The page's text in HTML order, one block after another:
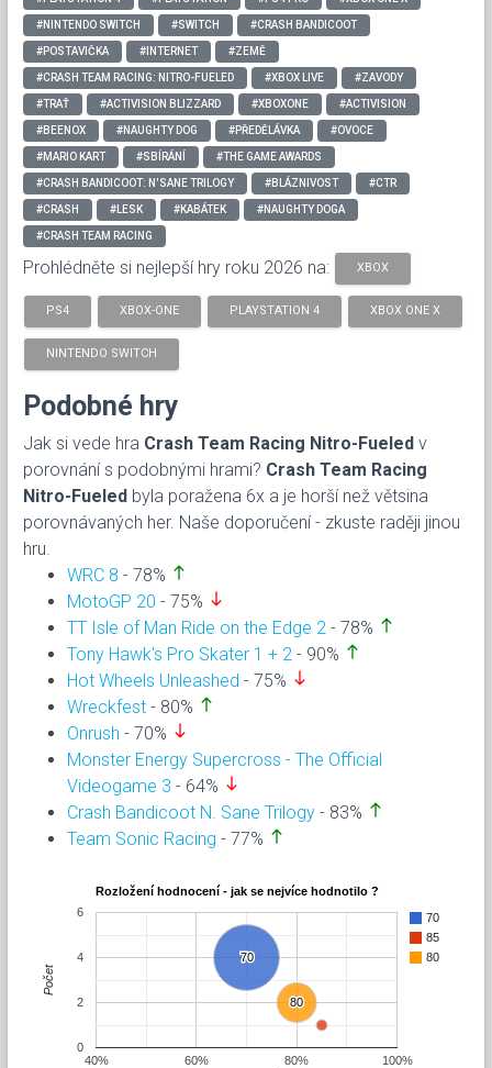
#NINTENDO SWITCH #SWITCH #CRASH BANDICOOT
#POSTAVIČKA #INTERNET #ZEMĚ
#CRASH TEAM RACING: NITRO-FUELED #XBOX LIVE #ZAVODY
#TRAŤ #ACTIVISION BLIZZARD #XBOXONE #ACTIVISION
#BEENOX #NAUGHTY DOG #PŘEDĚLÁVKA #OVOCE
#MARIO KART #SBÍRÁNÍ #THE GAME AWARDS
#CRASH BANDICOOT: N'SANE TRILOGY #BLÁZNIVOST #CTR
#CRASH #LESK #KABÁTEK #NAUGHTY DOGA
#CRASH TEAM RACING
Prohlédněte si nejlepší hry roku 2026 na: XBOX
PS4 XBOX-ONE PLAYSTATION 4 XBOX ONE X
NINTENDO SWITCH
Podobné hry
Jak si vede hra Crash Team Racing Nitro-Fueled v
porovnání s podobnými hrami? Crash Team Racing
Nitro-Fueled byla poražena 6x a je horší než větsina
porovnávaných her. Naše doporučení - zkuste raději jinou
hru.
WRC 8 - 78% north
MotoGP 20 - 75% south
TT Isle of Man Ride on the Edge 2 - 78% north
Tony Hawk's Pro Skater 1 + 2 - 90% north
Hot Wheels Unleashed - 75% south
Wreckfest - 80% north
Onrush - 70% south
Monster Energy Supercross - The Official
Videogame 3 - 64% south
Crash Bandicoot N. Sane Trilogy - 83% north
Team Sonic Racing - 77% north
Rozložení hodnocení - jak se nejvíce hodnotilo ?
70
85
80
70
70
80
80
40% 60% 80% 100%
0
2
4
6
Počet